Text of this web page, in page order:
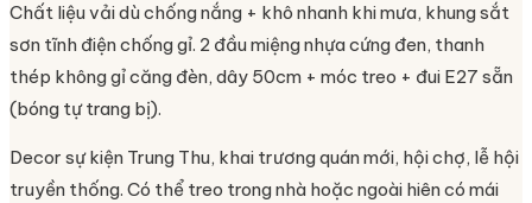
Chất liệu vải dù chống nắng + khô nhanh khi mưa, khung sắt
sơn tĩnh điện chống gỉ. 2 đầu miệng nhựa cứng đen, thanh
thép không gỉ căng đèn, dây 50cm + móc treo + đui E27 sẵn
(bóng tự trang bị).
Decor sự kiện Trung Thu, khai trương quán mới, hội chợ, lễ hội
truyền thống. Có thể treo trong nhà hoặc ngoài hiên có mái